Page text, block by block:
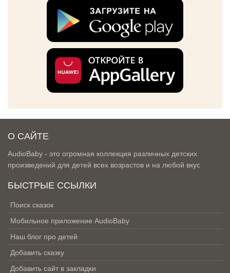
О САЙТЕ
AudioBaby - это огромная коллекция различных детских
произведений для детей всех возрастов и на любой вкус
БЫСТРЫЕ ССЫЛКИ
Поиск сказок
Мобильное приложение AudioBaby
Наш блог про детей
Добавить сказку
Добавить сайт в закладки